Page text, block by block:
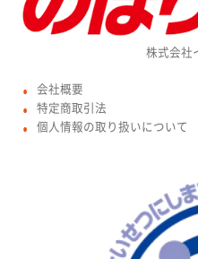
株式会社
● 会社概要
● 特定商取引法
● 個人情報の取り扱いについて